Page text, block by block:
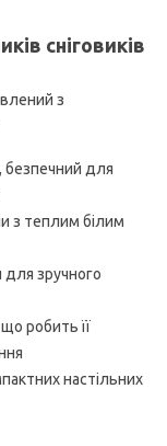
сніговиків
з
безпечний для
з теплим білим
зручного
робить її
настільних